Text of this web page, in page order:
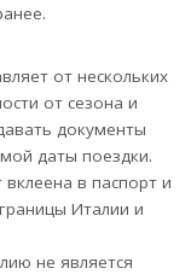
от нескольких
от сезона и
документы
даты поездки.
в паспорт и
Италии и
не является